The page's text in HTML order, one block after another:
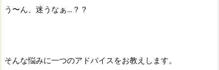
う〜ん、迷うなぁ…？？
そんな悩みに一つのアドバイスをお教えします。